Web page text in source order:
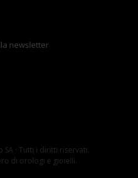
newsletter
SA · Tutti i diritti riservati.
di orologi e gioielli.